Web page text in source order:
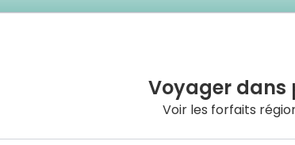
Voyager dans
Voir les forfaits